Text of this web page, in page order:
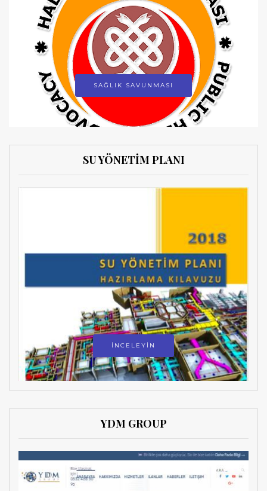
SAĞLIK SAVUNMASI
SU YÖNETİM PLANI
İNCELEYİN
YDM GROUP